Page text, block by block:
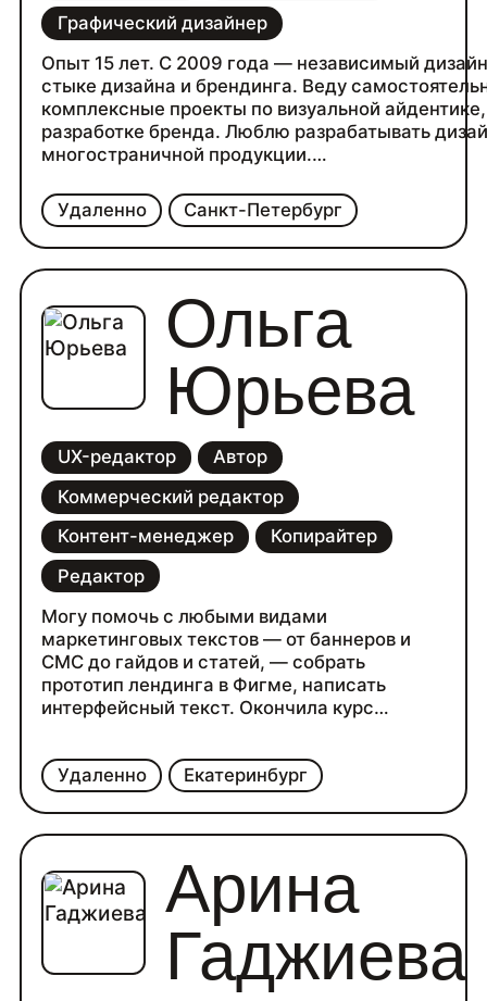
Удаленно Санкт-Петербург
Графический дизайнер
Опыт 15 лет. С 2009 года — независимый
стыке дизайна и брендинга. Веду
комплексные проекты по визуальной айдентике,
разработке бренда. Люблю разрабатывать
многостраничной продукции.
направлений (иллюстраторы, 3D специалисты,
технические дизайнеры и т.д.).
Разрабатываю смысловые и визуальные
для проектов. Самостоятельно делаю дизайн
Удаленно Екатеринбург
Ольга
Юрьева
UX-редактор
Автор
Коммерческий редактор
Контент-менеджер
Копирайтер
Редактор
Могу помочь с любыми видами
маркетинговых текстов — от баннеров и
СМС до гайдов и статей, — собрать
прототип лендинга в Фигме, написать
интерфейсный текст. Окончила курс
этой сфере. Базово знаю html-вёрстку,
хорошо знакома с Тильдой, немного — с
Вордпрессом. Умею проводить интервью и
Арина
Гаджиева